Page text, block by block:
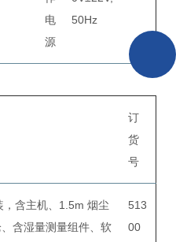
电
源
50Hz
订
货
号
含主机、1.5m 烟尘
含湿量测量组件、软
513
00